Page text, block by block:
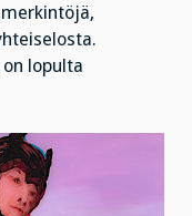
lopulta